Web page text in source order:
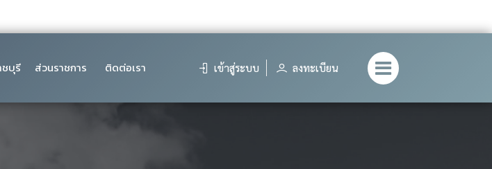
ชบุรี ส่วนราชการ ติดต่อเรา เข้าสู่ระบบ ลงทะเบียน